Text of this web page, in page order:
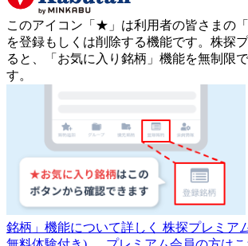
このアイコン 「★」 は利用者の皆さまの
を登録もしくは削除する機能です。 株探
ると、「お気に入り銘柄」機能を無制限
す。
銘柄」機能について詳しく 株探プレミア